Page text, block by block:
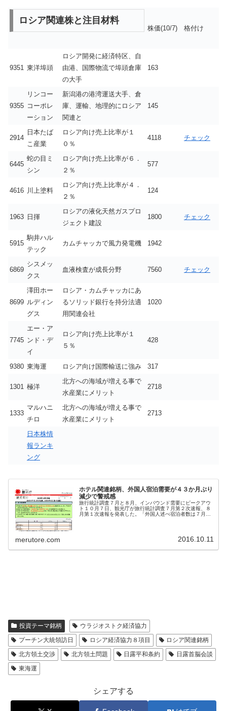
ロシア関連株と注目材料
株価(10/7) 格付け
9351 東洋埠頭
ロシア開発に経済特区、自
由港、国際物流で埠頭倉庫
の大手
163
9355
リンコー
コーポレ
ーション
新潟港の港湾運送大手、倉
庫、運輸、地理的にロシア
関連と
145
2914
日本たば
こ産業
ロシア向け売上比率が１
０％
4118 チェック
6445
蛇の目ミ
シン
ロシア向け売上比率が６．
２％
577
4616 川上塗料
ロシア向け売上比率が４．
２％
124
1963 日揮
ロシアの液化天然ガスプロ
ジェクト建設
1800 チェック
5915
駒井ハル
テック
カムチャッカで風力発電機 1942
6869
シスメッ
クス
血液検査が成長分野 7560 チェック
8699
澤田ホー
ルディン
グス
ロシア・カムチャッカにあ
るソリッド銀行を持分法適
用関連会社
1020
7745
エー・ア
ンド・デ
イ
ロシア向け売上比率が１
５％
428
9380 東海運 ロシア向け国際輸送に強み 317
1301 極洋
北方への海域が増える事で
水産業にメリット
2718
1333
マルハニ
チロ
北方への海域が増える事で
水産業にメリット
2713
日本株情
報ランキ
ング
ホテル関連銘柄、外国人宿泊需要が４３か月ぶり
減少で警戒感
旅行統計調査７月と８月、インバウンド需要にピークアウ
ト１０月７日、観光庁が旅行統計調査７月第２次速報、８
月第１次速報を発表した。「外国人述べ宿泊者数は７月は
merutore.com 2016.10.11
投資テーマ銘柄
ウラジオストク経済協力
プーチン大統領訪日
ロシア経済協力８項目
ロシア関連銘柄
北方領土交渉
北方領土問題 日露平和条約
日露首脳会談
東海運
シェアする